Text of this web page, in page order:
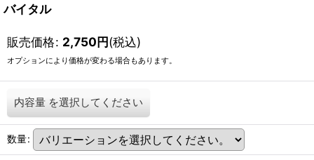
バイタル
販売価格: 2,750円(税込)
オプションにより価格が変わる場合もあります。
内容量 を選択してください
数量: